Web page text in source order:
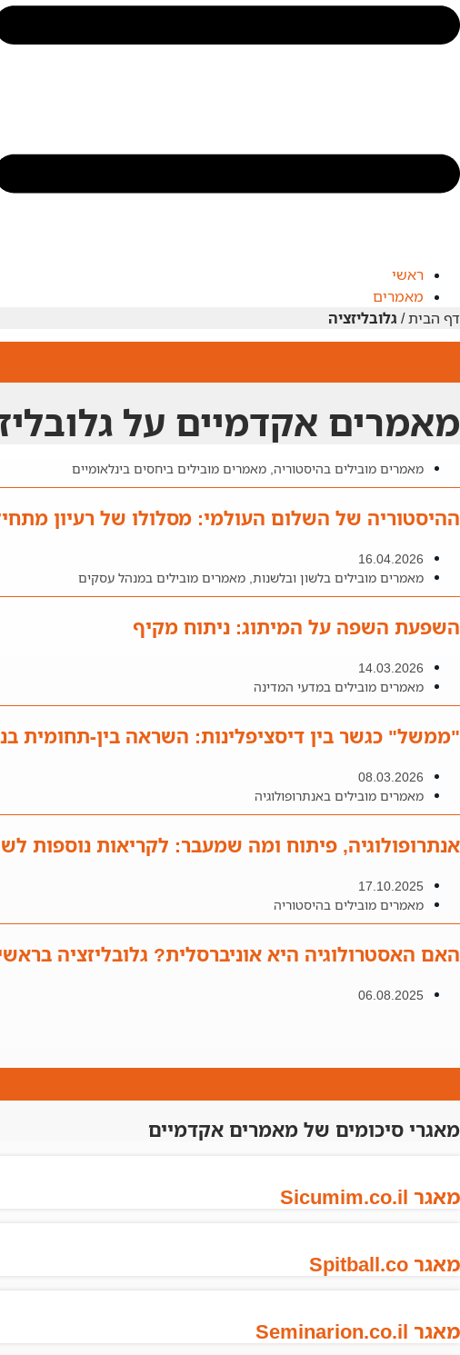
ראשי
מאמרים
דף הבית/ גלובליזציה
מאמרים אקדמיים על
מאמרים מובילים בהיסטוריה, מאמרים מובילים ביחסים בינלאומיים
ההיסטוריה של השלום העולמי: מסלולו של רעיון
16.04.2026
מאמרים מובילים בלשון ובלשנות, מאמרים מובילים במנהל עסקים
השפעת השפה על המיתוג: ניתוח מקיף
14.03.2026
מאמרים מובילים במדעי המדינה
"ממשל" כגשר בין דיסציפלינות: השראה בין-תחומית
08.03.2026
מאמרים מובילים באנתרופולוגיה
אנתרופולוגיה, פיתוח ומה שמעבר: לקריאות נוספות
17.10.2025
מאמרים מובילים בהיסטוריה
האם האסטרולוגיה היא אוניברסלית? גלובליזציה
06.08.2025
מאגרי סיכומים של מאמרים אקדמיים
מאגר Sicumim.co.il
מאגר Spitball.co
מאגר Seminarion.co.il